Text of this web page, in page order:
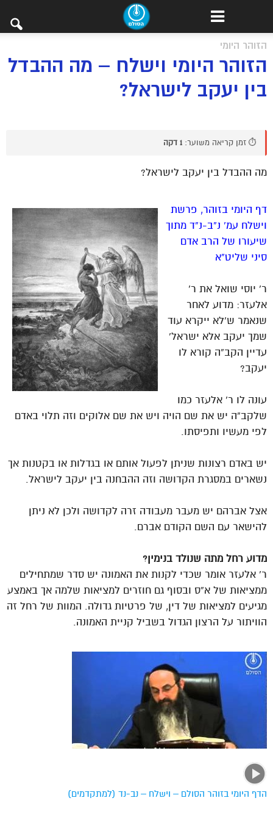
הזוהר היומי
הזוהר היומי וישלח – מה ההבדל
בין יעקב לישראל?
⏱️ זמן קריאה משוער: 1 דקה
מה ההבדל בין יעקב לישראל?
דף היומי בזוהר, פרשת
וישלח עמ’ נ”ב-נ”ד מתוך
שיעורו של הרב אדם
סיני שליט”א
ר’ יוסי שואל את ר’
אלעזר: מדוע לאחר
שנאמר ש’לא ייקרא עוד
שמך יעקב אלא ישראל’
עדיין הקב”ה קורא לו
יעקב?
עונה לו ר’ אלעזר כמו
שלקב”ה יש את שם הויה ויש את שם אלוקים וזה תלוי באדם
לפי מעשיו ותפיסתו.
יש באדם רצונות שניתן לפעול אותם או בגדלות או בקטנות אך
נשארים במסגרת הקדושה וזה ההבחנה בין יעקב לישראל.
אצל אברהם יש מעבר מעבודה זרה לקדושה ולכן לא ניתן
להישאר עם השם הקודם אברם.
מדוע רחל מתה שנולד בנימין?
ר’ אלעזר אומר שכדי לקנות את האמונה יש סדר שמתחילים
ממציאות של א”ס ובסוף גם חוזרים למציאות שלמה אך באמצע
מגיעים למציאות של דין, של פרטיות גדולה. המוות של רחל זה
הוויתור על הרצון הגדול בשביל קניית האמונה.
הדף היומי בזוהר הסולם – וישלח – נב-נד (למתקדמים)